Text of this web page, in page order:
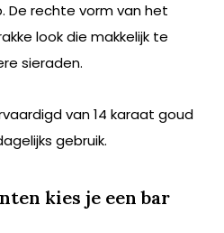
De rechte vorm van het
look die makkelijk te
sieraden.
van 14 karaat goud
gebruik.
kies je een bar